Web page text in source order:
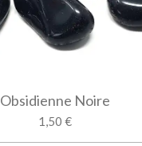
Obsidienne Noire
1,50 €